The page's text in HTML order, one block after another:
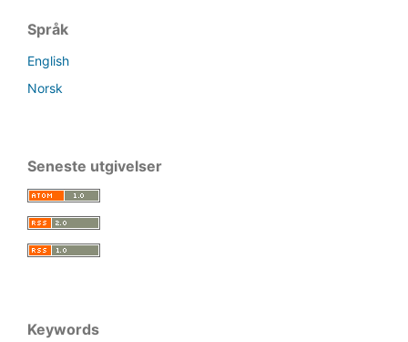
Språk
English
Norsk
Seneste utgivelser
Keywords